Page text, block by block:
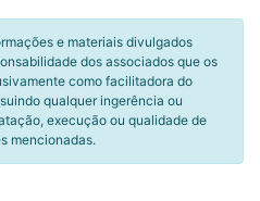
e materiais divulgados
dos associados que os
como facilitadora do
qualquer ingerência ou
execução ou qualidade de
mencionadas.